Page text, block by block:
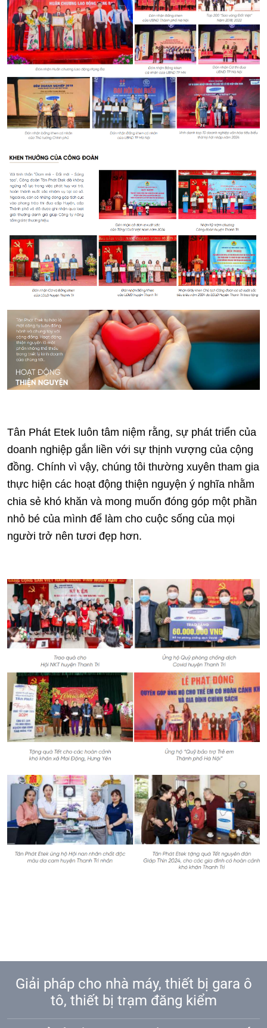
Tân Phát Etek luôn tâm niệm rằng, sự phát triển của
doanh nghiệp gắn liền với sự thịnh vượng của cộng
đồng. Chính vì vậy, chúng tôi thường xuyên tham gia
thực hiện các hoạt động thiện nguyện ý nghĩa nhằm
chia sẻ khó khăn và mong muốn đóng góp một phần
nhỏ bé của mình để làm cho cuộc sống của mọi
người trở nên tươi đẹp hơn.
Giải pháp cho nhà máy, thiết bị gara ô
tô, thiết bị trạm đăng kiểm